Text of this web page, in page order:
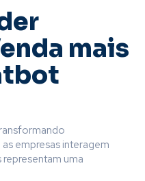
mais
empresas interagem
uma